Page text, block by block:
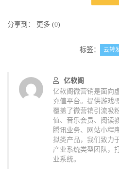
分享到： 更多 (0)
标签： 云转
亿软阁
亿软阁微营销是面向
充值平台。提供游戏/
覆盖了微营销引流吸
值、音乐会员、阅读
腾讯业务、网站小程
拟类产品，我们致力
产业系统类型团队，
业系统。